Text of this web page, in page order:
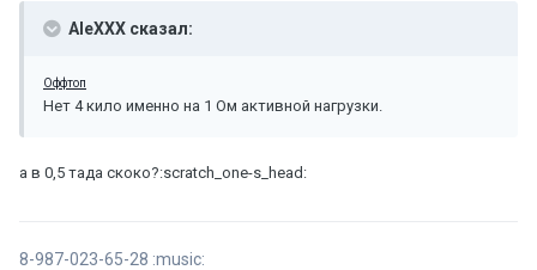
AleXXX сказал:
Оффтоп
Нет 4 кило именно на 1 Ом активной нагрузки.
а в 0,5 тада скоко?:scratch_one-s_head:
8-987-023-65-28 :music: